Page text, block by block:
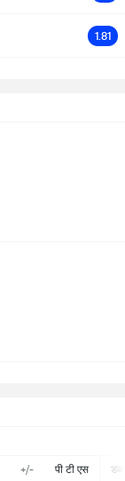
1.81
+/- पी टी एस